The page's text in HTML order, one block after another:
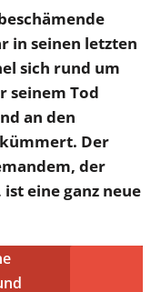
in seinen letzten
sich rund um
seinem Tod
an den
Der
der
eine ganz neue